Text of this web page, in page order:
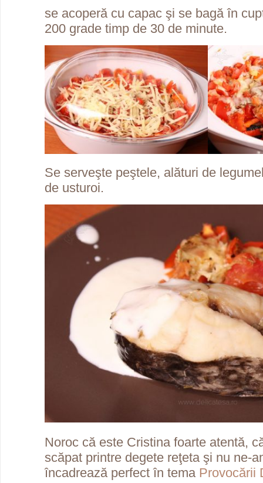
se acoperă cu capac şi se bagă în
200 grade timp de 30 de minute.
Se serveşte peştele, alături de
de usturoi.
Noroc că este Cristina foarte atentă,
scăpat printre degete reţeta şi nu ne-
încadrează perfect în tema Provocării